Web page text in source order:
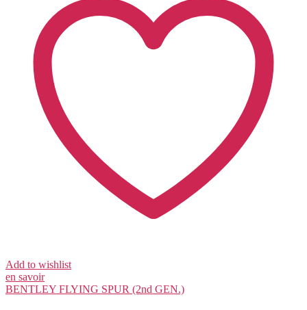
Add to wishlist
en savoir
BENTLEY FLYING SPUR (2nd GEN.)